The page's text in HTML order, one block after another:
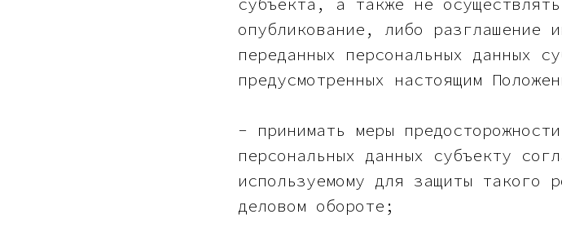
опубликование, либо разглашение
переданных персональных данных
предусмотренных настоящим
- принимать меры
персональных данных субъекту
используемому для защиты такого
деловом обороте;